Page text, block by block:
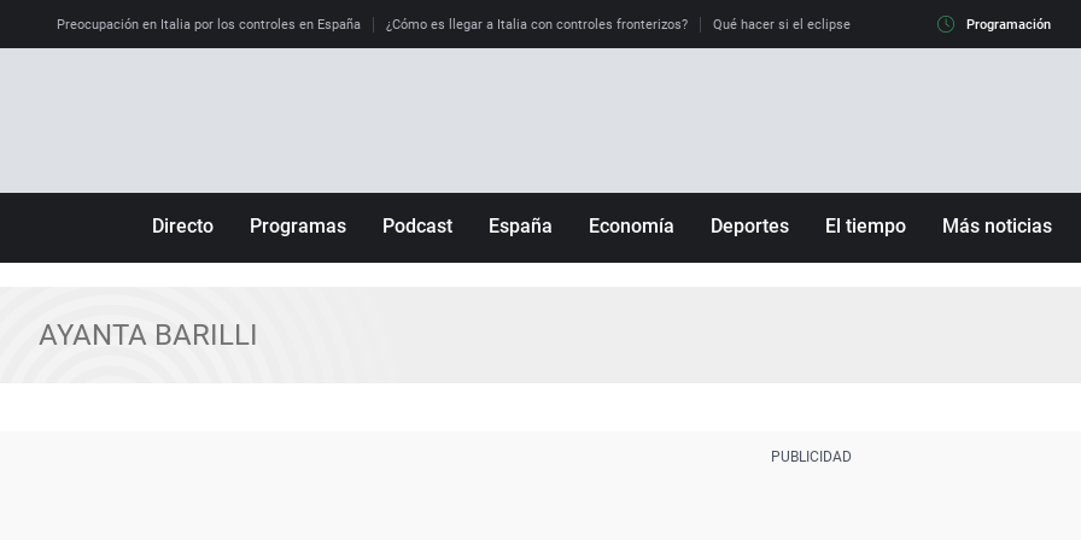
Preocupación en Italia por los controles en España ¿Cómo es llegar a Italia con controles fronterizos? Qué hacer si el eclipse me pilla conduciendo Qué tiempo
Programación
Directo Programas
Julia en la onda
Podcast España Economía Deportes El tiempo Más noticias
AYANTA BARILLI